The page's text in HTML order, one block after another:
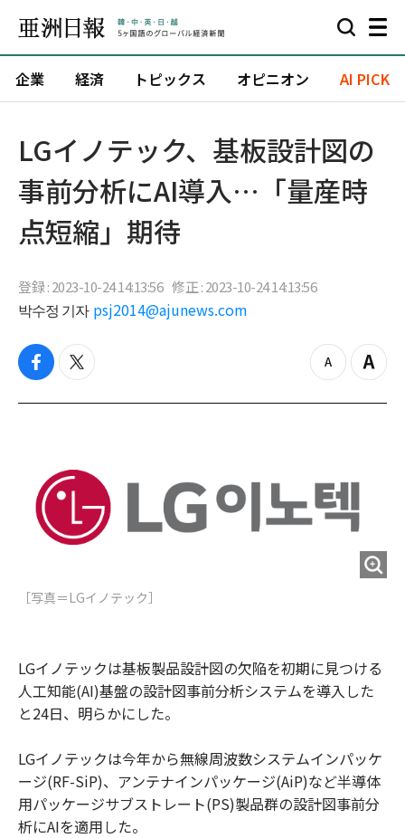
企業 経済 トピックス オピニオン AI PICK
​LGイノテック、基板設計図の
事前分析にAI導入…「量産時
点短縮」期待
登録 : 2023-10-24 14:13:56 修正 : 2023-10-24 14:13:56
박수정 기자 psj2014@ajunews.com
f
c
k
t
i
r
z
o
Z
o
［写真＝​LGイノテック］
LGイノテックは基板製品設計図の欠陥を初期に見つける
人工知能(AI)基盤の設計図事前分析システムを導入した
と24日、明らかにした。
LGイノテックは今年から無線周波数システムインパッケ
ージ(RF-SiP)、アンテナインパッケージ(AiP)など半導体
用パッケージサブストレート(PS)製品群の設計図事前分
析にAIを適用した。